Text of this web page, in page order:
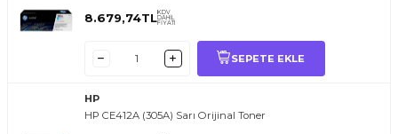
8.679,74TLKDV
DAHİL
FİYATI
SEPETE EKLE
HP
HP CE412A (305A) Sarı Orijinal Toner